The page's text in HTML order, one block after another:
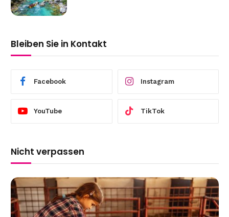
Bleiben Sie in Kontakt
Facebook Instagram
YouTube TikTok
Nicht verpassen